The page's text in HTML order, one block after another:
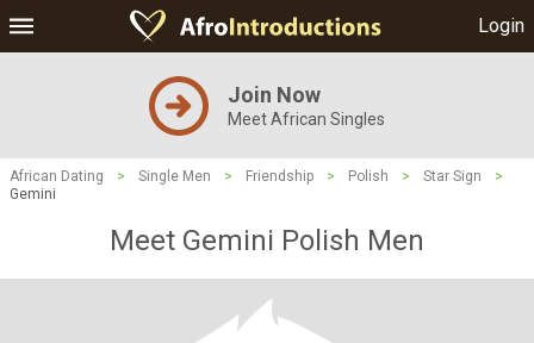
Login
Join Now
Meet African Singles
African Dating > Single Men > Friendship > Polish > Star Sign
>
Gemini
Meet Gemini Polish Men